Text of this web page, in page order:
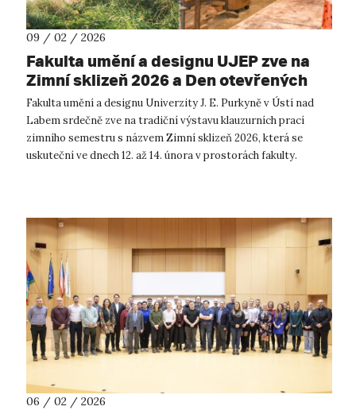
09 / 02 / 2026
Fakulta umění a designu UJEP zve na
Zimní sklizeň 2026 a Den otevřených
dveří
Fakulta umění a designu Univerzity J. E. Purkyně v Ústí nad
Labem srdečně zve na tradiční výstavu klauzurních prací
zimního semestru s názvem Zimní sklizeň 2026, která se
uskuteční ve dnech 12. až 14. února v prostorách fakulty.
06 / 02 / 2026